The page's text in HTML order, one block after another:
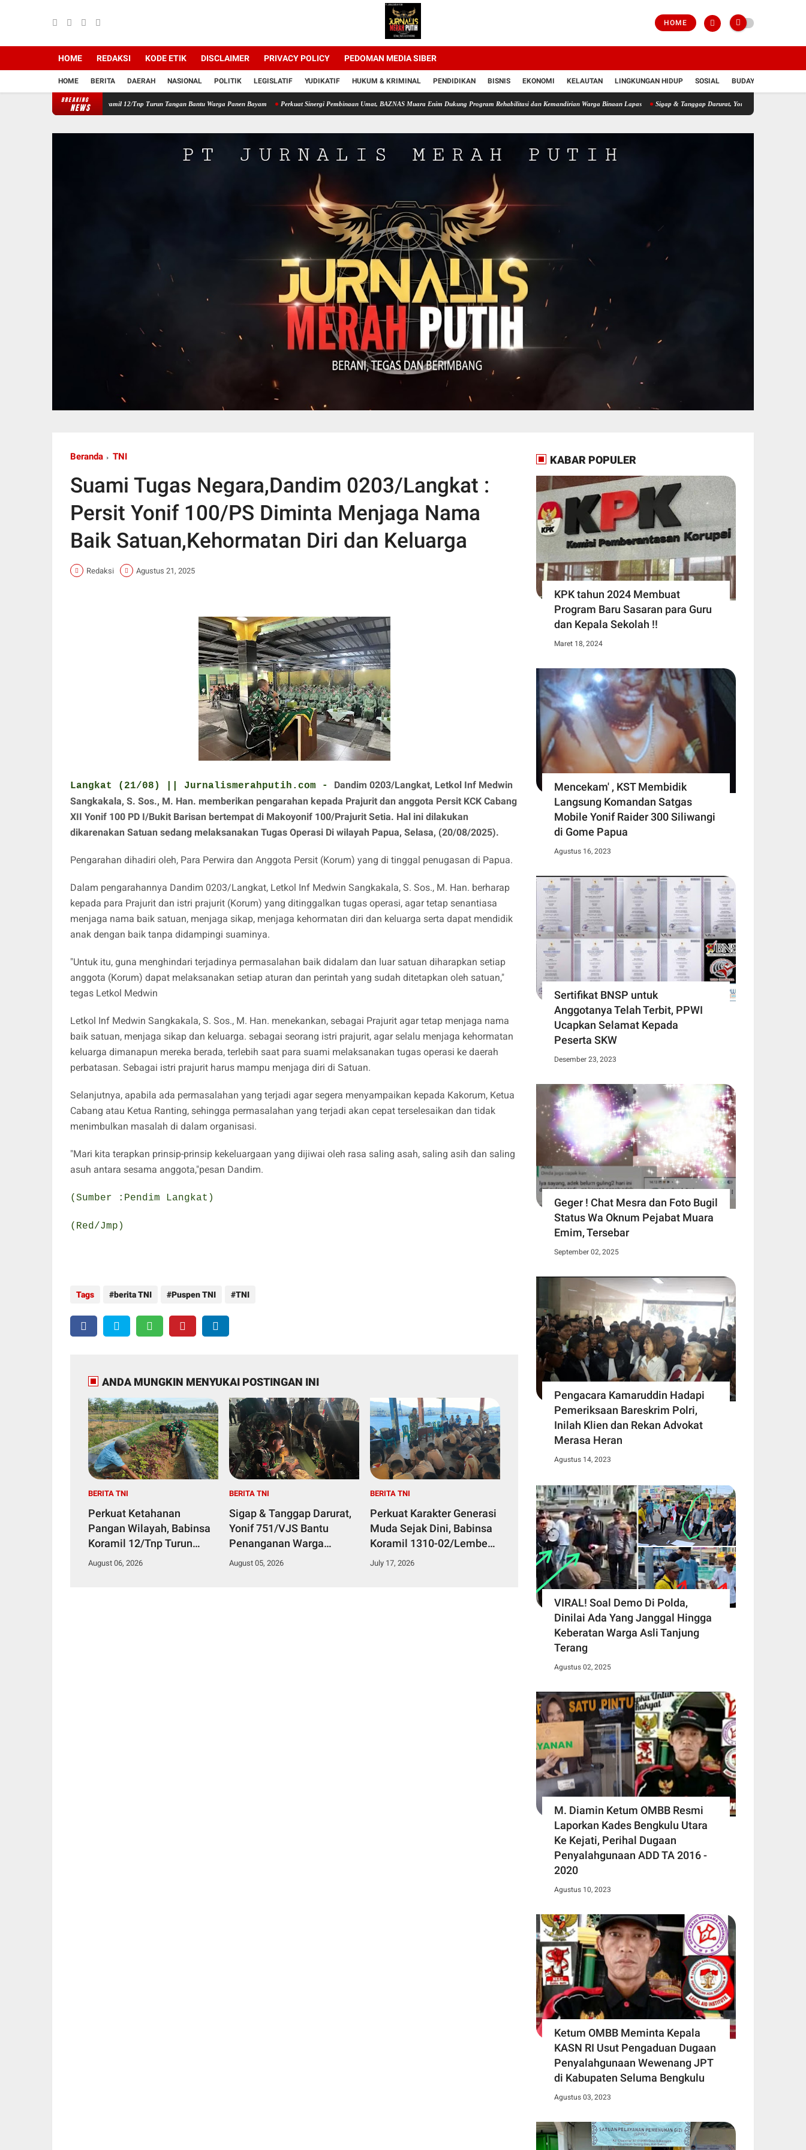
HOME
HOME REDAKSI KODE ETIK DISCLAIMER PRIVACY POLICY PEDOMAN MEDIA SIBER
HOME BERITA DAERAH NASIONAL POLITIK LEGISLATIF YUDIKATIF HUKUM & KRIMINAL PENDIDIKAN BISNIS EKONOMI KELAUTAN LINGKUNGAN HIDUP SOSIAL BUDAYA
BREAKING
NEWS
Wilayah, Babinsa Koramil 12/Tnp Turun Tangan Bantu Warga Panen Bayam Perkuat Sinergi Pembinaan Umat, BAZNAS Muara Enim Dukung Program Rehabilitasi dan Kemandirian Warga Binaan Lapas Sigap & Tanggap Darurat, Yonif 751/VJS Bantu Penanganan
Beranda TNI
Suami Tugas Negara,Dandim 0203/Langkat :
Persit Yonif 100/PS Diminta Menjaga Nama
Baik Satuan,Kehormatan Diri dan Keluarga
Redaksi Agustus 21, 2025
Langkat (21/08) || Jurnalismerahputih.com - Dandim 0203/Langkat, Letkol Inf Medwin
Sangkakala, S. Sos., M. Han. memberikan pengarahan kepada Prajurit dan anggota Persit KCK Cabang
XII Yonif 100 PD I/Bukit Barisan bertempat di Makoyonif 100/Prajurit Setia. Hal ini dilakukan
dikarenakan Satuan sedang melaksanakan Tugas Operasi Di wilayah Papua, Selasa, (20/08/2025).
Pengarahan dihadiri oleh, Para Perwira dan Anggota Persit (Korum) yang di tinggal penugasan di Papua.
Dalam pengarahannya Dandim 0203/Langkat, Letkol Inf Medwin Sangkakala, S. Sos., M. Han. berharap
kepada para Prajurit dan istri prajurit (Korum) yang ditinggalkan tugas operasi, agar tetap senantiasa
menjaga nama baik satuan, menjaga sikap, menjaga kehormatan diri dan keluarga serta dapat mendidik
anak dengan baik tanpa didampingi suaminya.
"Untuk itu, guna menghindari terjadinya permasalahan baik didalam dan luar satuan diharapkan setiap
anggota (Korum) dapat melaksanakan setiap aturan dan perintah yang sudah ditetapkan oleh satuan,"
tegas Letkol Medwin
Letkol Inf Medwin Sangkakala, S. Sos., M. Han. menekankan, sebagai Prajurit agar tetap menjaga nama
baik satuan, menjaga sikap dan keluarga. sebagai seorang istri prajurit, agar selalu menjaga kehormatan
keluarga dimanapun mereka berada, terlebih saat para suami melaksanakan tugas operasi ke daerah
perbatasan. Sebagai istri prajurit harus mampu menjaga diri di Satuan.
Selanjutnya, apabila ada permasalahan yang terjadi agar segera menyampaikan kepada Kakorum, Ketua
Cabang atau Ketua Ranting, sehingga permasalahan yang terjadi akan cepat terselesaikan dan tidak
menimbulkan masalah di dalam organisasi.
"Mari kita terapkan prinsip-prinsip kekeluargaan yang dijiwai oleh rasa saling asah, saling asih dan saling
asuh antara sesama anggota,"pesan Dandim.
(Sumber :Pendim Langkat)
(Red/Jmp)
Tags berita TNI Puspen TNI TNI
ANDA MUNGKIN MENYUKAI POSTINGAN INI
BERITA TNI
Perkuat Ketahanan
Pangan Wilayah, Babinsa
Koramil 12/Tnp Turun
Tangan Bantu Warga
August 06, 2026
BERITA TNI
Sigap & Tanggap Darurat,
Yonif 751/VJS Bantu
Penanganan Warga
Diduga Keracunan
August 05, 2026
BERITA TNI
Perkuat Karakter Generasi
Muda Sejak Dini, Babinsa
Koramil 1310-02/Lembeh
Berikan Materi Bela
July 17, 2026
KABAR POPULER
KPK tahun 2024 Membuat
Program Baru Sasaran para Guru
dan Kepala Sekolah !!
Maret 18, 2024
Mencekam' , KST Membidik
Langsung Komandan Satgas
Mobile Yonif Raider 300 Siliwangi
di Gome Papua
Agustus 16, 2023
Sertifikat BNSP untuk
Anggotanya Telah Terbit, PPWI
Ucapkan Selamat Kepada
Peserta SKW
Desember 23, 2023
Geger ! Chat Mesra dan Foto Bugil
Status Wa Oknum Pejabat Muara
Emim, Tersebar
September 02, 2025
Pengacara Kamaruddin Hadapi
Pemeriksaan Bareskrim Polri,
Inilah Klien dan Rekan Advokat
Merasa Heran
Agustus 14, 2023
VIRAL! Soal Demo Di Polda,
Dinilai Ada Yang Janggal Hingga
Keberatan Warga Asli Tanjung
Terang
Agustus 02, 2025
M. Diamin Ketum OMBB Resmi
Laporkan Kades Bengkulu Utara
Ke Kejati, Perihal Dugaan
Penyalahgunaan ADD TA 2016 -
2020
Agustus 10, 2023
Ketum OMBB Meminta Kepala
KASN RI Usut Pengaduan Dugaan
Penyalahgunaan Wewenang JPT
di Kabupaten Seluma Bengkulu
Agustus 03, 2023